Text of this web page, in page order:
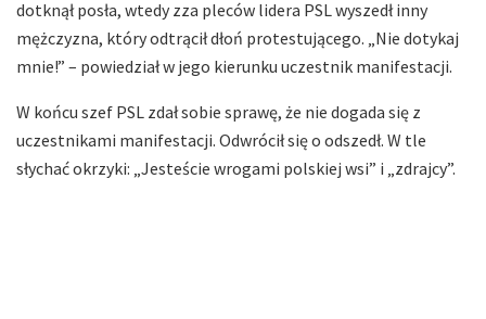
dotknął posła, wtedy zza pleców lidera PSL wyszedł inny
mężczyzna, który odtrącił dłoń protestującego. „Nie dotykaj
mnie!” – powiedział w jego kierunku uczestnik manifestacji.
W końcu szef PSL zdał sobie sprawę, że nie dogada się z
uczestnikami manifestacji. Odwrócił się o odszedł. W tle
słychać okrzyki: „Jesteście wrogami polskiej wsi” i „zdrajcy”.